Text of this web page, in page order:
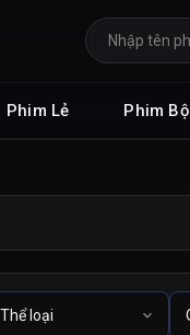
Phim Lẻ Phim Bộ